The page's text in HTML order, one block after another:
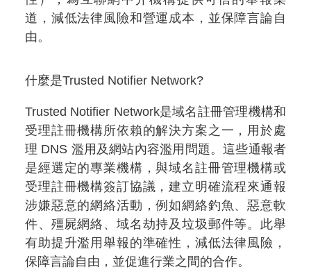
道，減低法律風險和營運成本，並保障言論自
由。
什麼是Trusted Notifier Network?
Trusted Notifier Network是域名註冊管理機構和
受理註冊機構所依賴的解決方案之一，用於處
理 DNS 濫用及網站內容濫用問題。這些通報者
是經選定的專業機構，與域名註冊管理機構或
受理註冊機構簽訂協議，建立明確流程來通報
涉嫌惡意的網絡活動，例如網絡釣魚、惡意軟
件、殭屍網絡、域名劫持及垃圾郵件等。此舉
有助提升濫用舉報的準確性，減低法律風險，
保障言論自由，並促進行業之間的合作。